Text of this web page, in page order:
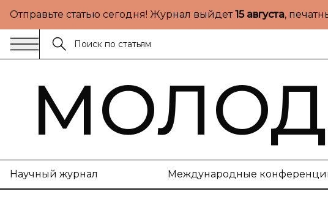
Отправьте статью сегодня! Журнал выйдет15 августа,
Научный журнал Международные